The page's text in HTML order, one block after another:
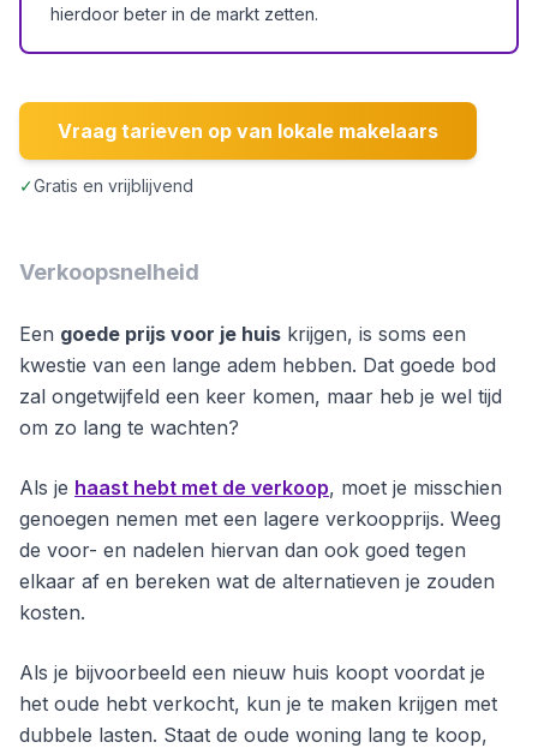
hierdoor beter in de markt zetten.
Vraag tarieven op van lokale makelaars
✓Gratis en vrijblijvend
Verkoopsnelheid
Een goede prijs voor je huis krijgen, is soms een
kwestie van een lange adem hebben. Dat goede bod
zal ongetwijfeld een keer komen, maar heb je wel tijd
om zo lang te wachten?
Als je haast hebt met de verkoop, moet je misschien
genoegen nemen met een lagere verkoopprijs. Weeg
de voor- en nadelen hiervan dan ook goed tegen
elkaar af en bereken wat de alternatieven je zouden
kosten.
Als je bijvoorbeeld een nieuw huis koopt voordat je
het oude hebt verkocht, kun je te maken krijgen met
dubbele lasten. Staat de oude woning lang te koop,